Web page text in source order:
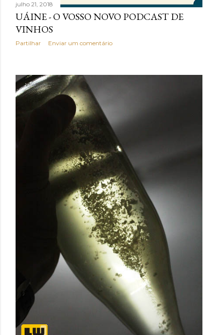
julho 21, 2018
UÁINE - O VOSSO NOVO PODCAST DE
VINHOS
Partilhar Enviar um comentário